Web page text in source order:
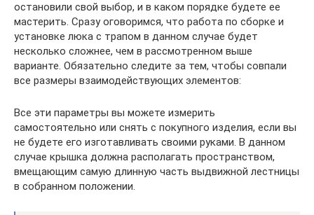
остановили свой выбор, и в каком порядке будете ее
мастерить. Сразу оговоримся, что работа по сборке и
установке люка с трапом в данном случае будет
несколько сложнее, чем в рассмотренном выше
варианте. Обязательно следите за тем, чтобы совпали
все размеры взаимодействующих элементов:
Все эти параметры вы можете измерить
самостоятельно или снять с покупного изделия, если вы
не будете его изготавливать своими руками. В данном
случае крышка должна располагать пространством,
вмещающим самую длинную часть выдвижной лестницы
в собранном положении.